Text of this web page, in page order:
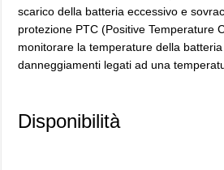
scarico della batteria eccessivo e
protezione PTC (Positive Temperature
monitorare la temperature della
danneggiamenti legati ad una
Disponibilità